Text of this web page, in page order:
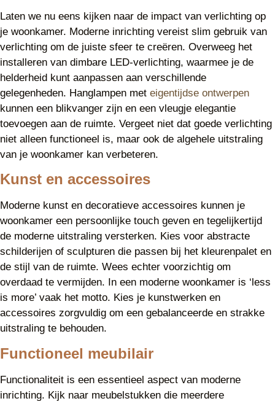
Laten we nu eens kijken naar de impact van verlichting op
je woonkamer. Moderne inrichting vereist slim gebruik van
verlichting om de juiste sfeer te creëren. Overweeg het
installeren van dimbare LED-verlichting, waarmee je de
helderheid kunt aanpassen aan verschillende
gelegenheden. Hanglampen met eigentijdse ontwerpen
kunnen een blikvanger zijn en een vleugje elegantie
toevoegen aan de ruimte. Vergeet niet dat goede verlichting
niet alleen functioneel is, maar ook de algehele uitstraling
van je woonkamer kan verbeteren.
Kunst en accessoires
Moderne kunst en decoratieve accessoires kunnen je
woonkamer een persoonlijke touch geven en tegelijkertijd
de moderne uitstraling versterken. Kies voor abstracte
schilderijen of sculpturen die passen bij het kleurenpalet en
de stijl van de ruimte. Wees echter voorzichtig om
overdaad te vermijden. In een moderne woonkamer is ‘less
is more’ vaak het motto. Kies je kunstwerken en
accessoires zorgvuldig om een gebalanceerde en strakke
uitstraling te behouden.
Functioneel meubilair
Functionaliteit is een essentieel aspect van moderne
inrichting. Kijk naar meubelstukken die meerdere